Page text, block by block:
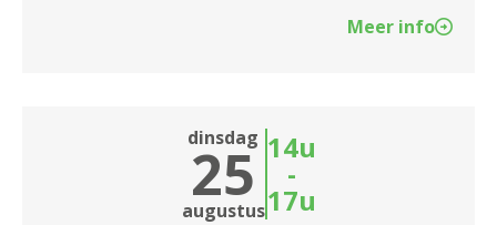
Meer info
dinsdag
25
augustus
14u
-
17u